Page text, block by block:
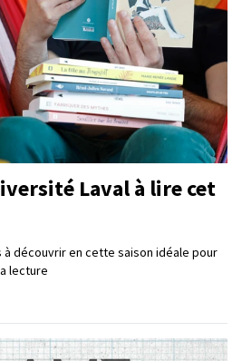
Laval à lire cet
découvrir en cette saison idéale pour
lecture